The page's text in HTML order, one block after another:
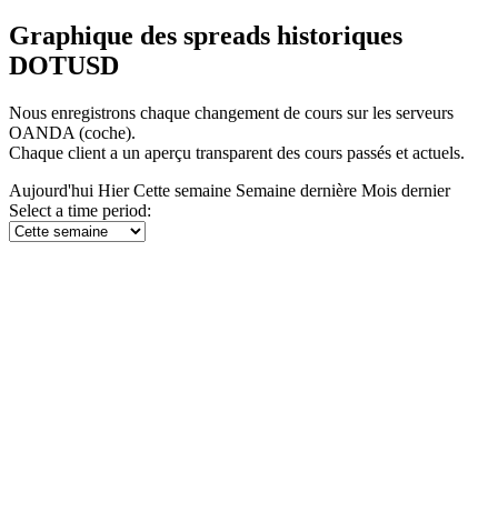
Graphique des spreads historiques
DOTUSD
Nous enregistrons chaque changement de cours sur les serveurs
OANDA (coche).
Chaque client a un aperçu transparent des cours passés et actuels.
Aujourd'hui HierCette semaine Semaine dernière Mois dernier
Select a time period: